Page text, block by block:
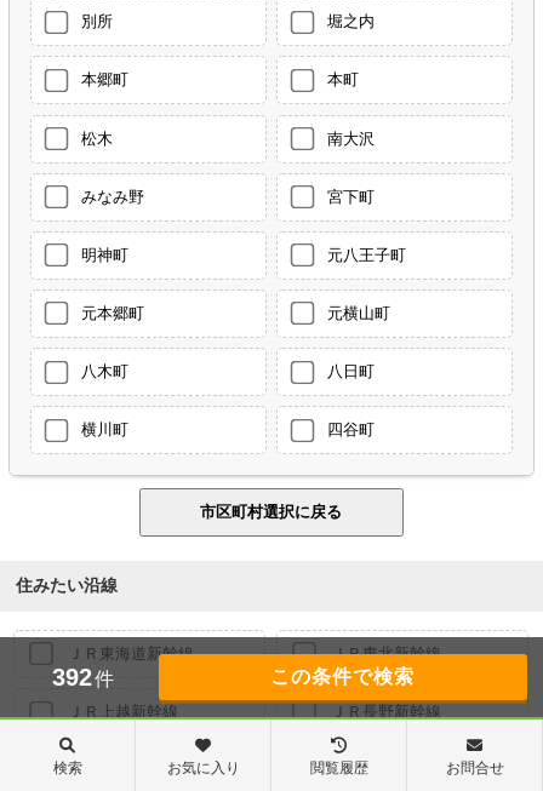
別所 堀之内
本郷町 本町
松木 南大沢
みなみ野 宮下町
明神町 元八王子町
元本郷町 元横山町
八木町 八日町
横川町 四谷町
住みたい沿線
ＪＲ東海道新幹線 ＪＲ東北新幹線
ＪＲ上越新幹線 ＪＲ長野新幹線
ＪＲ東海道本線 ＪＲ山手線
392件
検索 お気に入り 閲覧履歴 お問合せ